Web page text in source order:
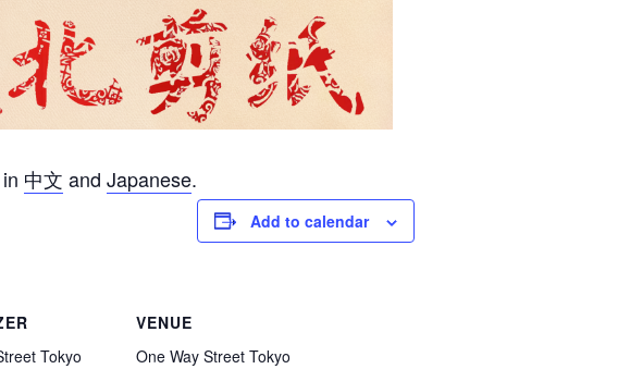
中文 and Japanese.
Add to calendar
Tokyo
VENUE
One Way Street Tokyo